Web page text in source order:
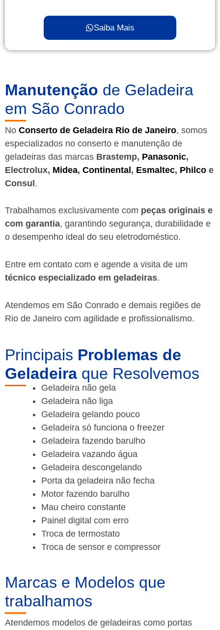
Saiba Mais
Manutenção de Geladeira
em São Conrado
No Conserto de Geladeira Rio de Janeiro, somos
especializados no conserto e manutenção de
geladeiras das marcas Brastemp, Panasonic,
Electrolux, Midea, Continental, Esmaltec, Philco e
Consul.
Trabalhamos exclusivamente com peças originais e
com garantia, garantindo segurança, durabilidade e
o desempenho ideal do seu eletrodoméstico.
Entre em contato com e agende a visita de um
técnico especializado em geladeiras.
Atendemos em São Conrado e demais regiões de
Rio de Janeiro com agilidade e profissionalismo.
Principais Problemas de
Geladeira que Resolvemos
Geladeira não gela
Geladeira não liga
Geladeira gelando pouco
Geladeira só funciona o freezer
Geladeira fazendo barulho
Geladeira vazando água
Geladeira descongelando
Porta da geladeira não fecha
Motor fazendo barulho
Mau cheiro constante
Painel digital com erro
Troca de termostato
Troca de sensor e compressor
Marcas e Modelos que
trabalhamos
Atendemos modelos de geladeiras como portas